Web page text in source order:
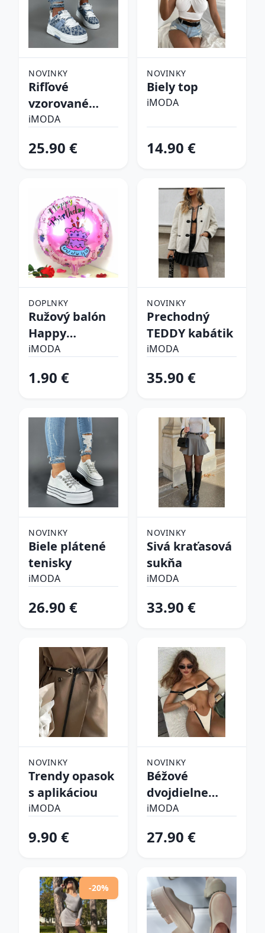
NOVINKY
Rifľové
vzorované
tenisky
iMODA
25.90 €
NOVINKY
Biely top
iMODA
14.90 €
DOPLNKY
Ružový balón
Happy
birthday
iMODA
1.90 €
NOVINKY
Prechodný
TEDDY kabátik
iMODA
35.90 €
NOVINKY
Biele plátené
tenisky
iMODA
26.90 €
NOVINKY
Sivá kraťasová
sukňa
iMODA
33.90 €
NOVINKY
Trendy opasok
s aplikáciou
iMODA
9.90 €
NOVINKY
Béžové
dvojdielne
plavky
iMODA
27.90 €
-20%